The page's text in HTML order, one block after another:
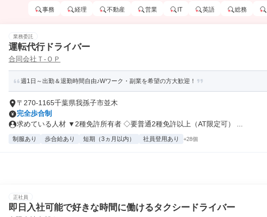
事務 経理 不動産 営業 IT 英語 総務
業務委託
運転代行ドライバー
合同会社Ｔ‐ＯＰ
週1日～出勤＆退勤時間自由♪Wワーク・副業を希望の方大歓迎！
〒270-1165千葉県我孫子市並木
完全歩合制
求めている人材 ▼2種免許所有者 ◇要普通2種免許以上（AT限定可） ...
制服あり 歩合給あり 短期（3ヵ月以内） 社員登用あり +28個
正社員
即日入社可能で好きな時間に働けるタクシードライバー